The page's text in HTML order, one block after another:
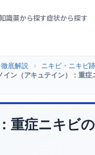
識薬から探す症状から探す
底解説 >
ニキビ・ニキビ
イン（アキュテイン）：重
重症ニキビ